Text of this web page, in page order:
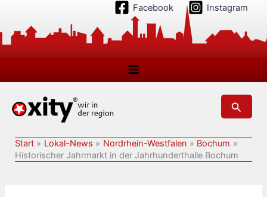
springen
Facebook Instagram
Suchen
Start Lokal-News Nordrhein-Westfalen
Bochum
Historischer Jahrmarkt in der Jahrhunderthalle Bochum